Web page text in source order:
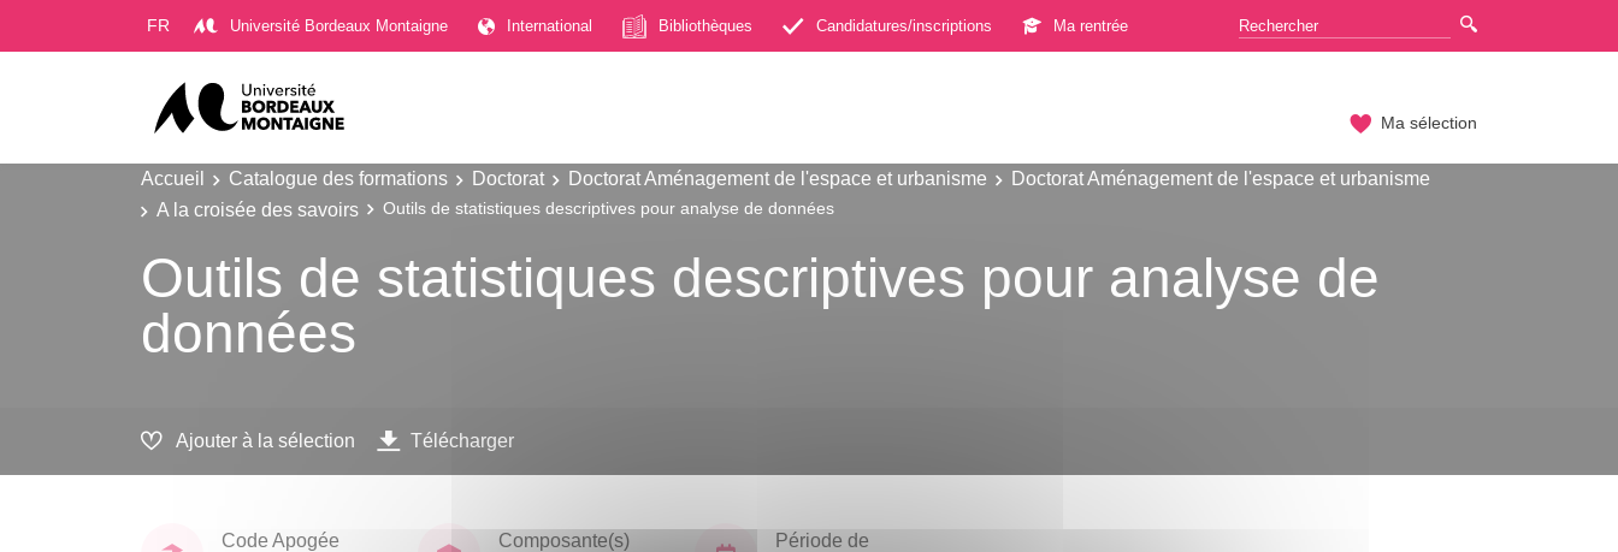
FR Université Bordeaux Montaigne International Bibliothèques Candidatures/inscriptions Ma rentrée
Ma sélection
Accueil Catalogue des formations Doctorat Doctorat Aménagement de l'espace et urbanisme
Doctorat Aménagement de l'espace et urbanisme
A la croisée des savoirs
Outils de statistiques descriptives pour analyse de données
Outils de statistiques descriptives pour analyse de
données
Ajouter à la sélection Télécharger
Code Apogée Composante(s)
Période de